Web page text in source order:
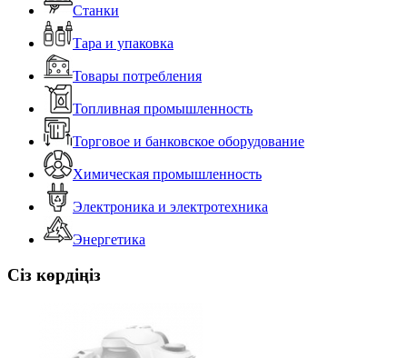
Станки
Тара и упаковка
Товары потребления
Топливная промышленность
Торговое и банковское оборудование
Химическая промышленность
Электроника и электротехника
Энергетика
Сіз көрдіңіз